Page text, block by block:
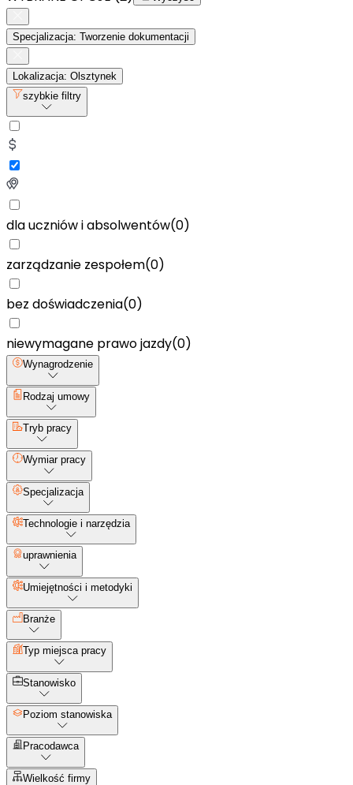
Specjalizacja: Tworzenie dokumentacji
Lokalizacja: Olsztynek
szybkie filtry
dla uczniów i absolwentów(0)
zarządzanie zespołem(0)
bez doświadczenia(0)
niewymagane prawo jazdy(0)
Wynagrodzenie
Rodzaj umowy
Tryb pracy
Wymiar pracy
Specjalizacja
Technologie i narzędzia
uprawnienia
Umiejętności i metodyki
Branże
Typ miejsca pracy
Stanowisko
Poziom stanowiska
Pracodawca
Wielkość firmy